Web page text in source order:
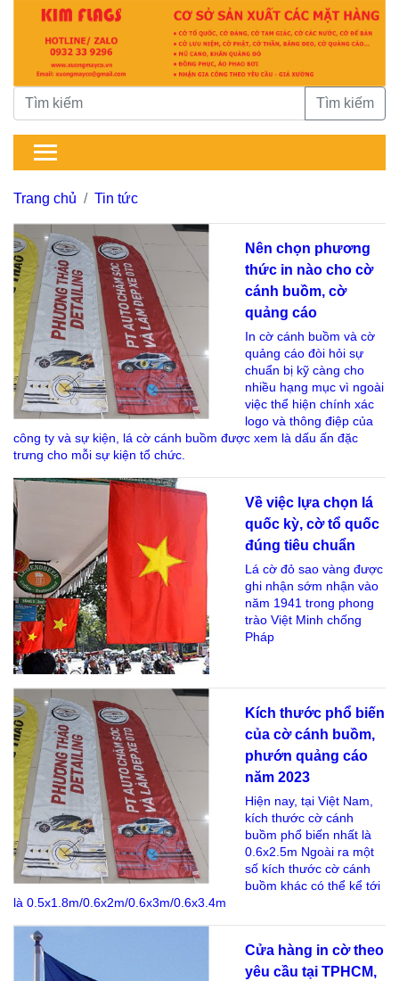
Tìm kiếm
Trang chủ Tin tức
Nên chọn phương
thức in nào cho cờ
cánh buồm, cờ
quảng cáo
In cờ cánh buồm và cờ
quảng cáo đòi hỏi sự
chuẩn bị kỹ càng cho
nhiều hạng mục vì ngoài
việc thể hiện chính xác
logo và thông điệp của
công ty và sự kiện, lá cờ cánh buồm được xem là dấu ấn đặc
trưng cho mỗi sự kiện tổ chức.
Về việc lựa chọn lá
quốc kỳ, cờ tổ quốc
đúng tiêu chuẩn
Lá cờ đỏ sao vàng được
ghi nhận sớm nhận vào
năm 1941 trong phong
trào Việt Minh chống
Pháp
Kích thước phổ biến
của cờ cánh buồm,
phướn quảng cáo
năm 2023
Hiện nay, tại Việt Nam,
kích thước cờ cánh
buồm phổ biến nhất là
0.6x2.5m Ngoài ra một
số kích thước cờ cánh
buồm khác có thể kể tới
là 0.5x1.8m/0.6x2m/0.6x3m/0.6x3.4m
Cửa hàng in cờ theo
yêu cầu tại TPHCM,